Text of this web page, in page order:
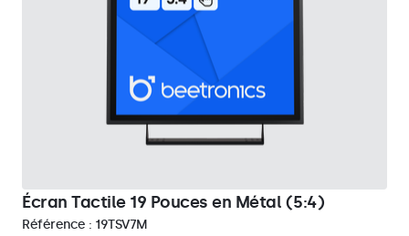
Écran Tactile 19 Pouces en Métal (5:4)
Référence : 19TSV7M